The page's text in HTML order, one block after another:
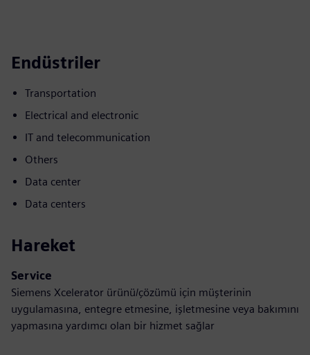
Endüstriler
Transportation
Electrical and electronic
IT and telecommunication
Others
Data center
Data centers
Hareket
Service
Siemens Xcelerator ürünü/çözümü için müşterinin
uygulamasına, entegre etmesine, işletmesine veya bakımını
yapmasına yardımcı olan bir hizmet sağlar